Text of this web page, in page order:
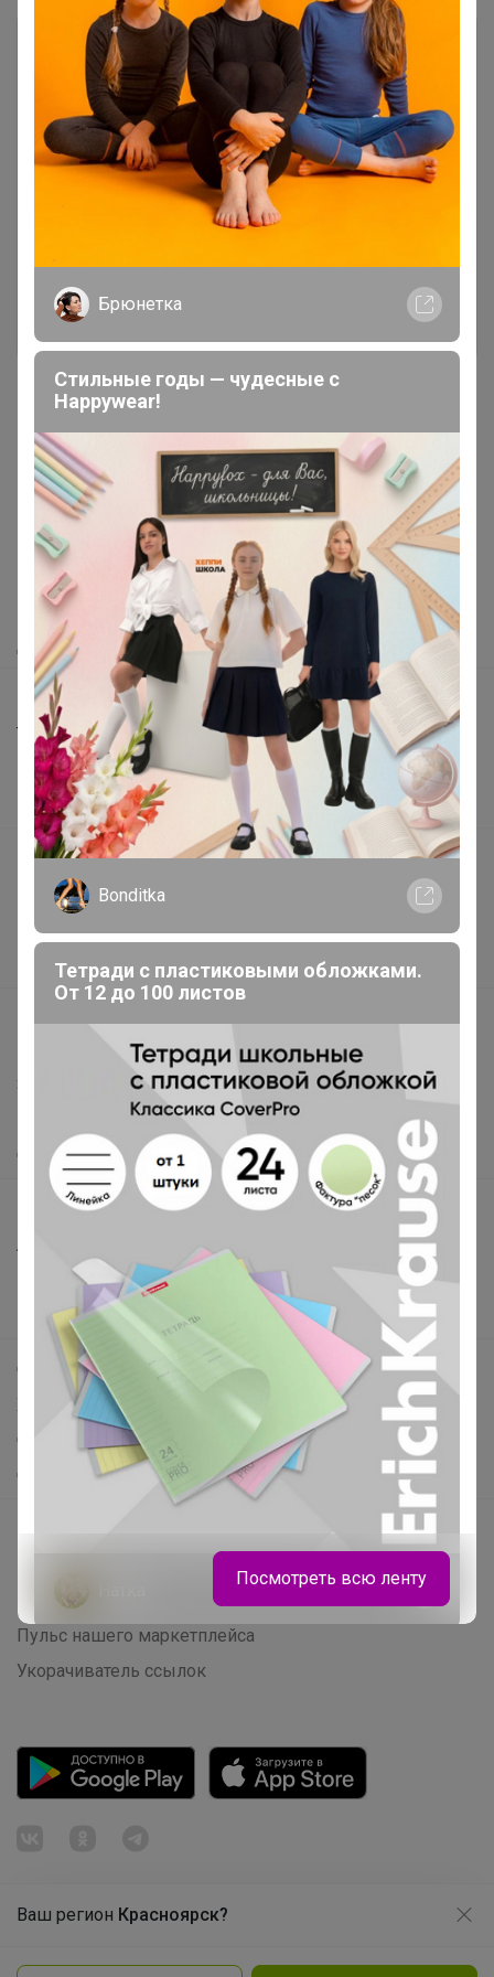
Ваш регион Красноярск?
Чтобы ответить или задать вопрос
необходимо авторизоваться на сайте
Войти
Реклама
Как здесь все устроено?
Как сделать заказ?
Как получить?
Доставка
Шоурумы
Торговые марки
Наша команда
В наличии
Подарочные сертификаты
Реклама на сайте
Поставщикам
Вакансии
support@24-ok.ru
Написать в поддержку
Защита покупателя
О нас
Все предложения
Анонсы
Новости
Поддержка альпак
Самое выгодное
Хиты продаж
Самое желанное
Самое быстрое
Picabox.ru - Лучшее место для ваших изображений
Розыгрыш - Генератор случайных чисел
Пульс нашего маркетплейса
Укорачиватель ссылок
Детская коллекция качественного и
легкого термобелья
Брюнетка
Стильные годы — чудесные с
Happywear!
Bonditka
Тетради с пластиковыми обложками.
Посмотреть всю ленту
Продолжая использовать этот сайт и нажимая кнопку